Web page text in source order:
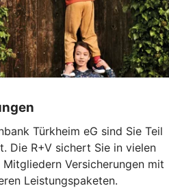
Türkheim eG sind Sie Teil
Die R+V sichert Sie in vielen
Versicherungen mit
Leistungspaketen.